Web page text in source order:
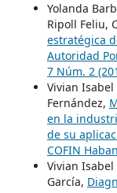
Yolanda
Ripoll Feliu,
estratégica
Autoridad
7 Núm. 2
Vivian
Fernández,
en la
de su
COFIN
Vivian Isabel
García,